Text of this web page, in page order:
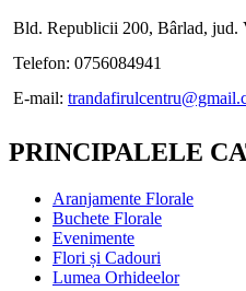
Bld. Republicii 200, Bârlad, jud.
Telefon: 0756084941
E-mail:
PRINCIPALELE
Aranjamente Florale
Buchete Florale
Evenimente
Flori și Cadouri
Lumea Orhideelor